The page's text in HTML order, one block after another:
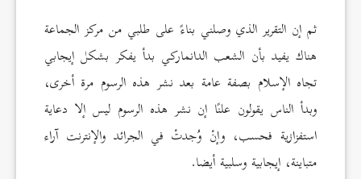
ثم إن التقرير الذي وصلني بناءً على طلبي من مركز الجماعة
هناك يفيد بأن الشعب الدانماركي بدأ يفكر بشكل إيجابي
تجاه الإسلام بصفة عامة بعد نشر هذه الرسوم مرة أخرى،
وبدأ الناس يقولون علنًا إن نشر هذه الرسوم ليس إلا دعاية
استفزازية فحسب، وإنْ وُجدتْ في الجرائد والإنترنت آراء
متباينة، إيجابية وسلبية أيضا.